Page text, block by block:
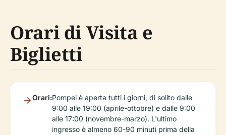
Orari di Visita e
Biglietti
Orari:Pompei è aperta tutti i giorni, di solito dalle
9:00 alle 19:00 (aprile-ottobre) e dalle 9:00
alle 17:00 (novembre-marzo). L'ultimo
ingresso è almeno 60-90 minuti prima della